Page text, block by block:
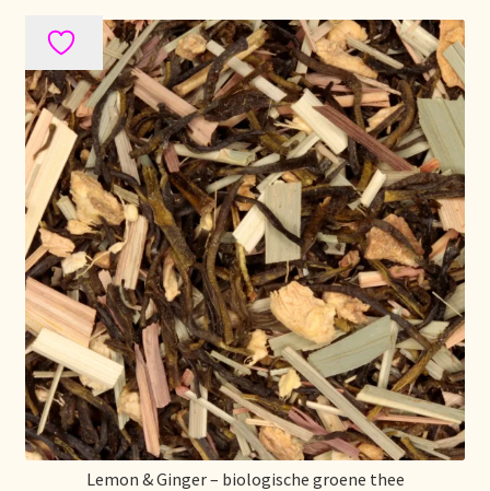
Política de precios
Politique tarifaire
Preispolitik
Pricing policy
Prijsbeleid
Privacy statement
Privacyverklaring
Product rangeLemon & Ginger – biologische groene thee